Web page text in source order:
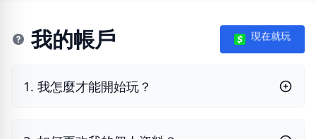
我的帳戶 現在就玩
1. 我怎麼才能開始玩？